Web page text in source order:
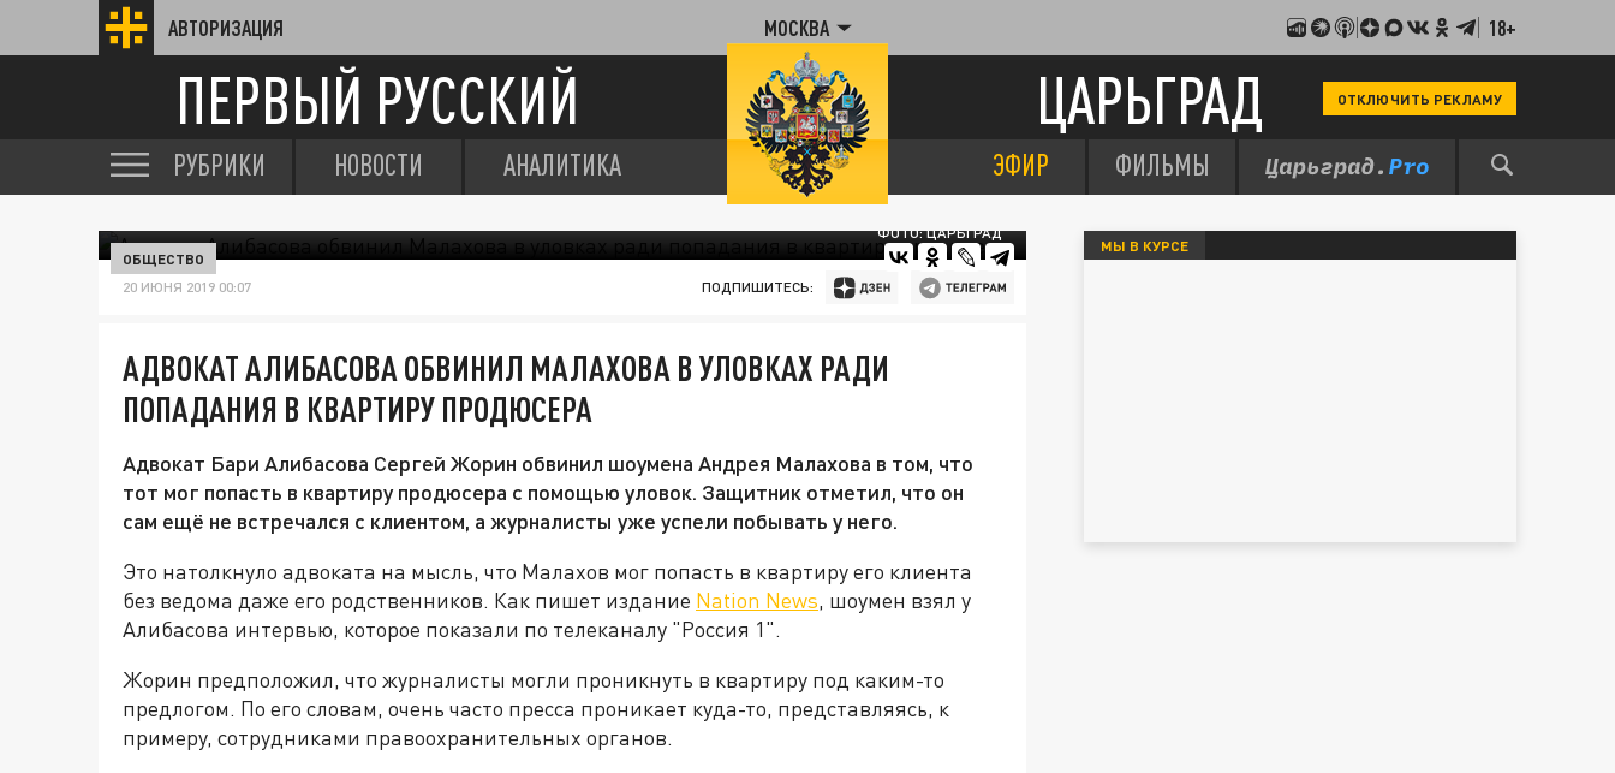
АВТОРИЗАЦИЯ МОСКВА 18+
ПЕРВЫЙ РУССКИЙ ЦАРЬГРАД ОТКЛЮЧИТЬ РЕКЛАМУ
РУБРИКИ НОВОСТИ АНАЛИТИКА ЭФИР ФИЛЬМЫ
ФОТО: ЦАРЬГРАД
ОБЩЕСТВО
20 ИЮНЯ 2019 00:07 ПОДПИШИТЕСЬ:
АДВОКАТ АЛИБАСОВА ОБВИНИЛ МАЛАХОВА В УЛОВКАХ РАДИ
ПОПАДАНИЯ В КВАРТИРУ ПРОДЮСЕРА
Адвокат Бари Алибасова Сергей Жорин обвинил шоумена Андрея Малахова в том, что
тот мог попасть в квартиру продюсера с помощью уловок. Защитник отметил, что он
сам ещё не встречался с клиентом, а журналисты уже успели побывать у него.
Это натолкнуло адвоката на мысль, что Малахов мог попасть в квартиру его клиента
без ведома даже его родственников. Как пишет издание Nation News, шоумен взял у
Алибасова интервью, которое показали по телеканалу "Россия 1".
Жорин предположил, что журналисты могли проникнуть в квартиру под каким-то
предлогом. По его словам, очень часто пресса проникает куда-то, представляясь, к
примеру, сотрудниками правоохранительных органов.
МЫ В КУРСЕ